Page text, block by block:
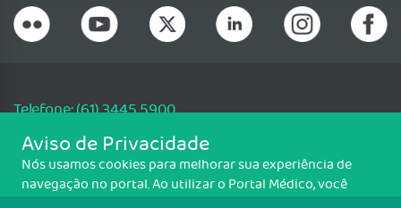
Telefone: (61) 3445 5900
Email: cfm@portalmedico.org.br
SGAS 616, Conjunto D, Lote 115, L2 Sul, Brasília/DF - CEP: 70200-760 -
CNPJ: 33.583.550/0001-30
Aviso de Privacidade
Nós usamos cookies para melhorar sua experiência de
navegação no portal. Ao utilizar o Portal Médico, você